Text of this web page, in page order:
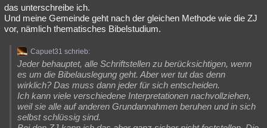
das unterschreibe ich.
Und meine Gemeinde geht nach der gleichen Methode wie die ZJ
vor, nämlich thematisches Bibelstudium.
Capuet31 schrieb:
Jeder behauptet, alle Schriftstellen zu berücksichtigen, wenn
es um die Bibelauslegung geht. Aber wer tut das denn
wirklich? Das muss dann jeder für sich entscheiden.
Ich kann viele verschiedene Interpretationen nachvollziehen,
weil sie alle auf anderen Grundannahmen beruhen und in sich
selbst schlüssig sind.